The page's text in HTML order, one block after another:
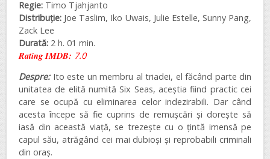
Regie: Timo Tjahjanto
Distribuție: Joe Taslim, Iko Uwais, Julie Estelle, Sunny Pang,
Zack Lee
Durată: 2 h. 01 min.
Rating IMDB: 7.0
Despre: Ito este un membru al triadei, el făcând parte din
unitatea de elită numită Six Seas, aceștia fiind practic cei
care se ocupă cu eliminarea celor indezirabili. Dar când
acesta începe să fie cuprins de remușcări și dorește să
iasă din această viață, se trezește cu o țintă imensă pe
capul său, atrăgând cei mai dubioși și reprobabili criminali
din oraș.